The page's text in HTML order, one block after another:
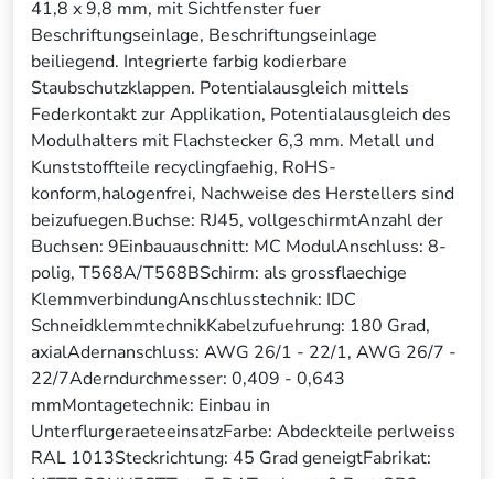
41,8 x 9,8 mm, mit Sichtfenster fuer
Beschriftungseinlage, Beschriftungseinlage
beiliegend. Integrierte farbig kodierbare
Staubschutzklappen. Potentialausgleich mittels
Federkontakt zur Applikation, Potentialausgleich des
Modulhalters mit Flachstecker 6,3 mm. Metall und
Kunststoffteile recyclingfaehig, RoHS-
konform,halogenfrei, Nachweise des Herstellers sind
beizufuegen.Buchse: RJ45, vollgeschirmtAnzahl der
Buchsen: 9Einbauauschnitt: MC ModulAnschluss: 8-
polig, T568A/T568BSchirm: als grossflaechige
KlemmverbindungAnschlusstechnik: IDC
SchneidklemmtechnikKabelzufuehrung: 180 Grad,
axialAdernanschluss: AWG 26/1 - 22/1, AWG 26/7 -
22/7Aderndurchmesser: 0,409 - 0,643
mmMontagetechnik: Einbau in
UnterflurgeraeteeinsatzFarbe: Abdeckteile perlweiss
RAL 1013Steckrichtung: 45 Grad geneigtFabrikat: